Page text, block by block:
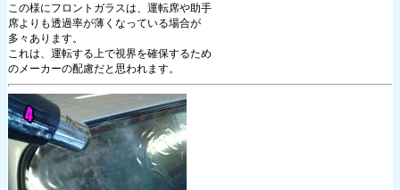
この様にフロントガラスは、運転席や助手
席よりも透過率が薄くなっている場合が
多々あります。
これは、運転する上で視界を確保するため
のメーカーの配慮だと思われます。